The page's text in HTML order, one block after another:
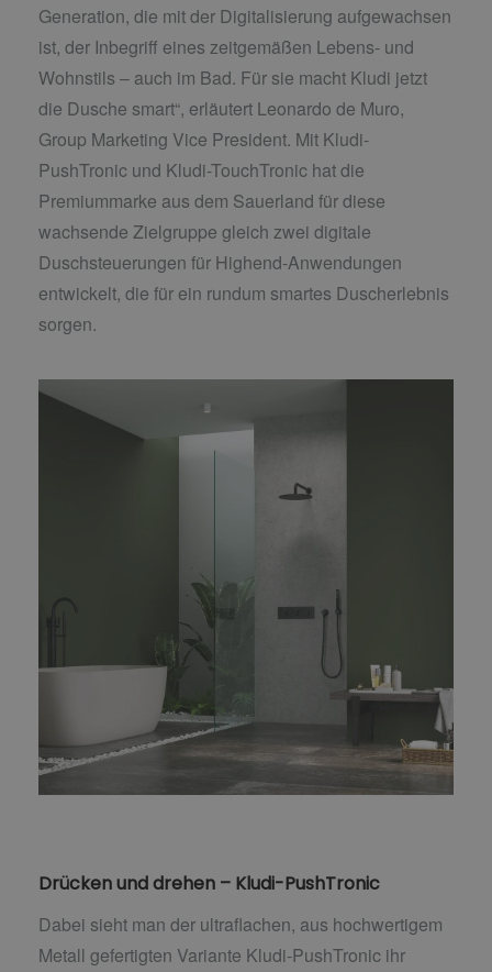
Generation, die mit der Digitalisierung aufgewachsen
ist, der Inbegriff eines zeitgemäßen Lebens- und
Wohnstils – auch im Bad. Für sie macht Kludi jetzt
die Dusche smart“, erläutert Leonardo de Muro,
Group Marketing Vice President. Mit Kludi-
PushTronic und Kludi-TouchTronic hat die
Premiummarke aus dem Sauerland für diese
wachsende Zielgruppe gleich zwei digitale
Duschsteuerungen für Highend-Anwendungen
entwickelt, die für ein rundum smartes Duscherlebnis
sorgen.
Drücken und drehen – Kludi-PushTronic
Dabei sieht man der ultraflachen, aus hochwertigem
Metall gefertigten Variante Kludi-PushTronic ihr